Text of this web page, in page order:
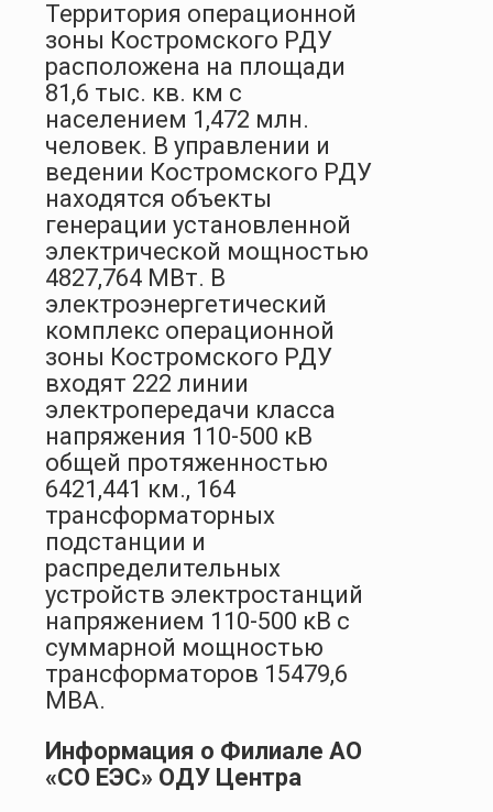
Территория операционной
зоны Костромского РДУ
расположена на площади
81,6 тыс. кв. км с
населением 1,472 млн.
человек. В управлении и
ведении Костромского РДУ
находятся объекты
генерации установленной
электрической мощностью
4827,764 МВт. В
электроэнергетический
комплекс операционной
зоны Костромского РДУ
входят 222 линии
электропередачи класса
напряжения 110-500 кВ
общей протяженностью
6421,441 км., 164
трансформаторных
подстанции и
распределительных
устройств электростанций
напряжением 110-500 кВ с
суммарной мощностью
трансформаторов 15479,6
МВА.
Информация о Филиале АО
«СО ЕЭС» ОДУ Центра